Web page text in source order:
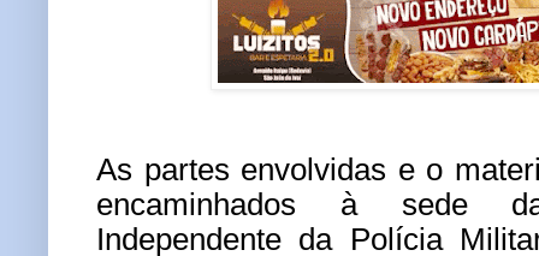
As partes envolvidas e o
encaminhados à sede
Independente da Polícia